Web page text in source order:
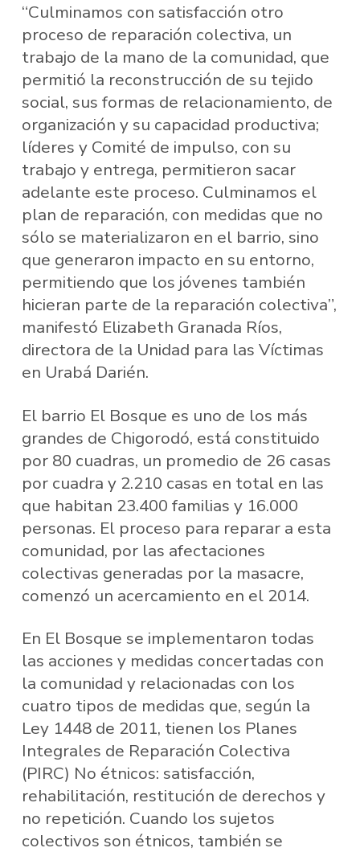
“Culminamos con satisfacción otro
proceso de reparación colectiva, un
trabajo de la mano de la comunidad, que
permitió la reconstrucción de su tejido
social, sus formas de relacionamiento, de
organización y su capacidad productiva;
líderes y Comité de impulso, con su
trabajo y entrega, permitieron sacar
adelante este proceso. Culminamos el
plan de reparación, con medidas que no
sólo se materializaron en el barrio, sino
que generaron impacto en su entorno,
permitiendo que los jóvenes también
hicieran parte de la reparación colectiva”,
manifestó Elizabeth Granada Ríos,
directora de la Unidad para las Víctimas
en Urabá Darién.
El barrio El Bosque es uno de los más
grandes de Chigorodó, está constituido
por 80 cuadras, un promedio de 26 casas
por cuadra y 2.210 casas en total en las
que habitan 23.400 familias y 16.000
personas. El proceso para reparar a esta
comunidad, por las afectaciones
colectivas generadas por la masacre,
comenzó un acercamiento en el 2014.
En El Bosque se implementaron todas
las acciones y medidas concertadas con
la comunidad y relacionadas con los
cuatro tipos de medidas que, según la
Ley 1448 de 2011, tienen los Planes
Integrales de Reparación Colectiva
(PIRC) No étnicos: satisfacción,
rehabilitación, restitución de derechos y
no repetición. Cuando los sujetos
colectivos son étnicos, también se